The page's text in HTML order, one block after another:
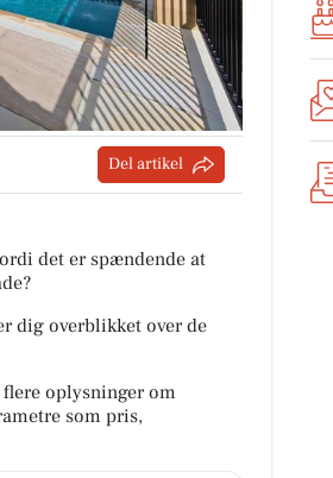
Del artikel
det er spændende at
dig overblikket over de
oplysninger om
som pris,